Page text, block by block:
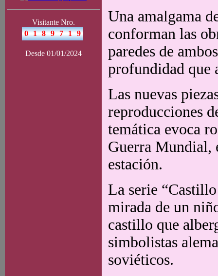
Visitante Nro.
Desde 01/01/2024
Una amalgama
conforman las
paredes de
profundidad que
Las nuevas
reproducciones
temática evoca
Guerra Mundial,
estación.
La serie
mirada de un
castillo que
simbolistas
soviéticos.